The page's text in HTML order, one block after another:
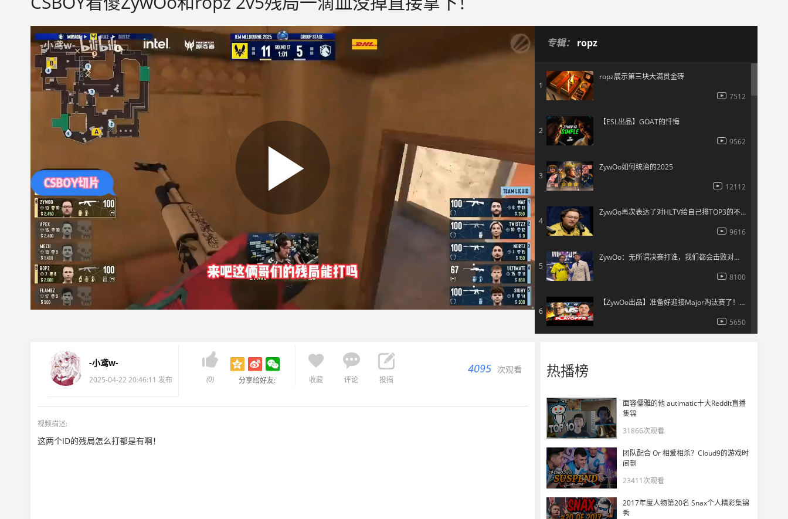
专辑： ropz
1
ropz展示第三块大满贯金砖
7512
2
【ESL出品】GOAT的忏悔
9562
3
ZywOo如何统治的2025
12112
4
ZywOo再次表达了对HLTV给自己排TOP3的不满
9616
5
ZywOo：无所谓决赛打谁，我们都会击败对手的
8100
6
【ZywOo出品】准备好迎接Major淘汰赛了！！
5650
s1mple天梯撞车m0NESY和NiKo
6200
我们还在继续！——ZywOo
6170
-小鸢w-
2025-04-22 20:46:11 发布

(0) 分享给好友:

收藏

评论

投搞
4095 次观看
视频描述:
这两个ID的残局怎么打都是有啊！
热播榜
面容儒雅的他 autimatic十大Reddit直播
集锦
31866次观看
团队配合 Or 相爱相杀？Cloud9的游戏时
间到
23411次观看
2017年度人物第20名 Snax个人精彩集锦
秀